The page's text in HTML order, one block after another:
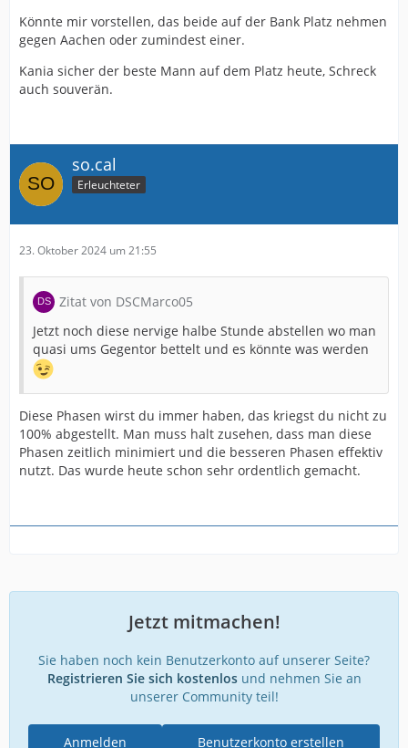
Könnte mir vorstellen, das beide auf der Bank Platz nehmen
gegen Aachen oder zumindest einer.
Kania sicher der beste Mann auf dem Platz heute, Schreck
auch souverän.
so.cal
Erleuchteter
23. Oktober 2024 um 21:55
Zitat von DSCMarco05
Jetzt noch diese nervige halbe Stunde abstellen wo man
quasi ums Gegentor bettelt und es könnte was werden
Diese Phasen wirst du immer haben, das kriegst du nicht zu
100% abgestellt. Man muss halt zusehen, dass man diese
Phasen zeitlich minimiert und die besseren Phasen effektiv
nutzt. Das wurde heute schon sehr ordentlich gemacht.
Jetzt mitmachen!
Sie haben noch kein Benutzerkonto auf unserer Seite?
Registrieren Sie sich kostenlosund nehmen Sie an
unserer Community teil!
Benutzerkonto erstellen
Anmelden